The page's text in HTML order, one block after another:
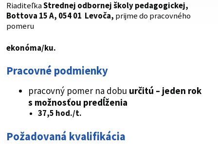
RiaditeľkaStrednej odbornej školy pedagogickej,
Bottova 15 A, 054 01 Levoča, prijme do pracovného
pomeru
ekonóma/ku.
Pracovné podmienky
pracovný pomer na dobu určitú – jeden rok
s možnosťou predĺženia
37,5 hod./t.
Požadovaná kvalifikácia